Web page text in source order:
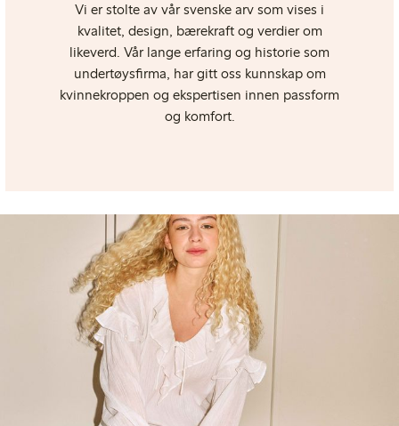
Vi er stolte av vår svenske arv som vises i
kvalitet, design, bærekraft og verdier om
likeverd. Vår lange erfaring og historie som
undertøysfirma, har gitt oss kunnskap om
kvinnekroppen og ekspertisen innen passform
og komfort.